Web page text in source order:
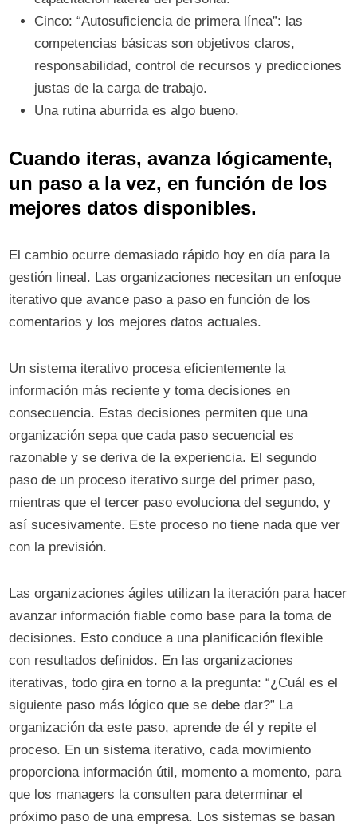
Cinco: “Autosuficiencia de primera línea”: las
competencias básicas son objetivos claros,
responsabilidad, control de recursos y predicciones
justas de la carga de trabajo.
Una rutina aburrida es algo bueno.
Cuando iteras, avanza lógicamente,
un paso a la vez, en función de los
mejores datos disponibles.
El cambio ocurre demasiado rápido hoy en día para la
gestión lineal. Las organizaciones necesitan un enfoque
iterativo que avance paso a paso en función de los
comentarios y los mejores datos actuales.
Un sistema iterativo procesa eficientemente la
información más reciente y toma decisiones en
consecuencia. Estas decisiones permiten que una
organización sepa que cada paso secuencial es
razonable y se deriva de la experiencia. El segundo
paso de un proceso iterativo surge del primer paso,
mientras que el tercer paso evoluciona del segundo, y
así sucesivamente. Este proceso no tiene nada que ver
con la previsión.
Las organizaciones ágiles utilizan la iteración para hacer
avanzar información fiable como base para la toma de
decisiones. Esto conduce a una planificación flexible
con resultados definidos. En las organizaciones
iterativas, todo gira en torno a la pregunta: “¿Cuál es el
siguiente paso más lógico que se debe dar?” La
organización da este paso, aprende de él y repite el
proceso. En un sistema iterativo, cada movimiento
proporciona información útil, momento a momento, para
que los managers la consulten para determinar el
próximo paso de una empresa. Los sistemas se basan